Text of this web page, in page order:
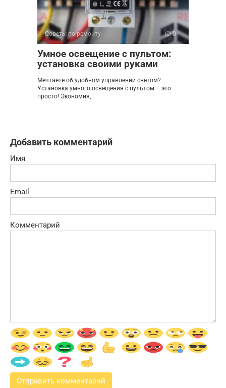
Советы по ремонту 0
Умное освещение с пультом:
установка своими руками
Мечтаете об удобном управлении светом?
Установка умного освещения с пультом – это
просто! Экономия,
Добавить комментарий
Имя
Email
Комментарий